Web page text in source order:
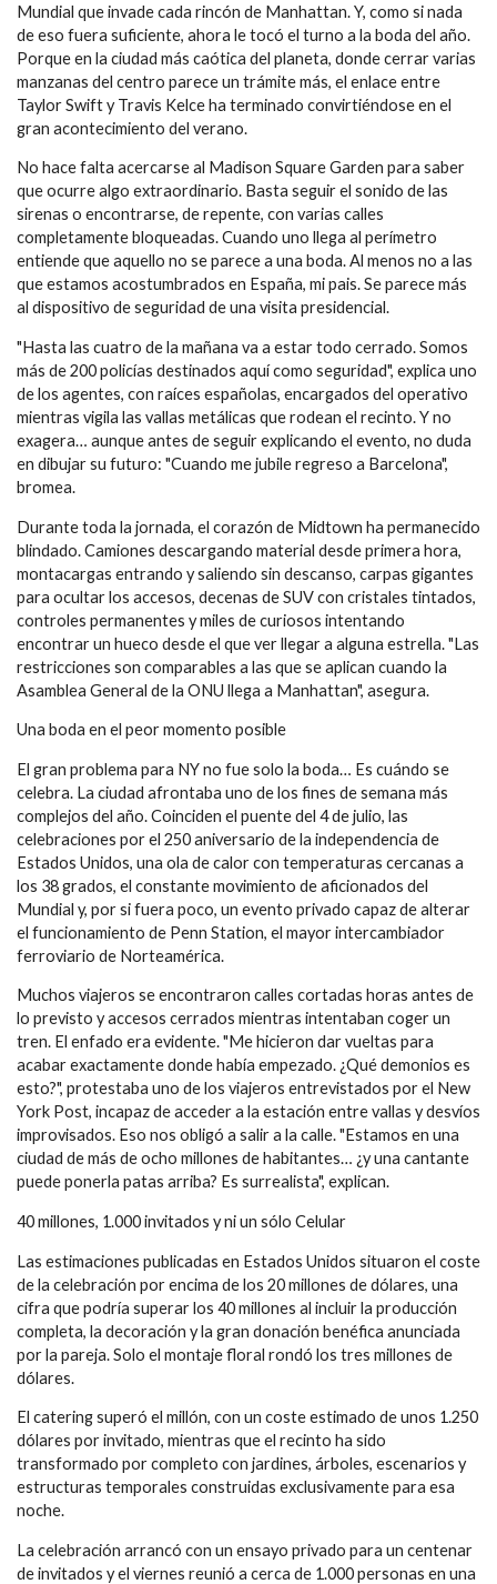
Mundial que invade cada rincón de Manhattan. Y, como si nada
de eso fuera suficiente, ahora le tocó el turno a la boda del año.
Porque en la ciudad más caótica del planeta, donde cerrar varias
manzanas del centro parece un trámite más, el enlace entre
Taylor Swift y Travis Kelce ha terminado convirtiéndose en el
gran acontecimiento del verano.
No hace falta acercarse al Madison Square Garden para saber
que ocurre algo extraordinario. Basta seguir el sonido de las
sirenas o encontrarse, de repente, con varias calles
completamente bloqueadas. Cuando uno llega al perímetro
entiende que aquello no se parece a una boda. Al menos no a las
que estamos acostumbrados en España, mi pais. Se parece más
al dispositivo de seguridad de una visita presidencial.
"Hasta las cuatro de la mañana va a estar todo cerrado. Somos
más de 200 policías destinados aquí como seguridad", explica uno
de los agentes, con raíces españolas, encargados del operativo
mientras vigila las vallas metálicas que rodean el recinto. Y no
exagera… aunque antes de seguir explicando el evento, no duda
en dibujar su futuro: "Cuando me jubile regreso a Barcelona",
bromea.
Durante toda la jornada, el corazón de Midtown ha permanecido
blindado. Camiones descargando material desde primera hora,
montacargas entrando y saliendo sin descanso, carpas gigantes
para ocultar los accesos, decenas de SUV con cristales tintados,
controles permanentes y miles de curiosos intentando
encontrar un hueco desde el que ver llegar a alguna estrella. "Las
restricciones son comparables a las que se aplican cuando la
Asamblea General de la ONU llega a Manhattan", asegura.
Una boda en el peor momento posible
El gran problema para NY no fue solo la boda… Es cuándo se
celebra. La ciudad afrontaba uno de los fines de semana más
complejos del año. Coinciden el puente del 4 de julio, las
celebraciones por el 250 aniversario de la independencia de
Estados Unidos, una ola de calor con temperaturas cercanas a
los 38 grados, el constante movimiento de aficionados del
Mundial y, por si fuera poco, un evento privado capaz de alterar
el funcionamiento de Penn Station, el mayor intercambiador
ferroviario de Norteamérica.
Muchos viajeros se encontraron calles cortadas horas antes de
lo previsto y accesos cerrados mientras intentaban coger un
tren. El enfado era evidente. "Me hicieron dar vueltas para
acabar exactamente donde había empezado. ¿Qué demonios es
esto?", protestaba uno de los viajeros entrevistados por el New
York Post, incapaz de acceder a la estación entre vallas y desvíos
improvisados. Eso nos obligó a salir a la calle. "Estamos en una
ciudad de más de ocho millones de habitantes… ¿y una cantante
puede ponerla patas arriba? Es surrealista", explican.
40 millones, 1.000 invitados y ni un sólo Celular
Las estimaciones publicadas en Estados Unidos situaron el coste
de la celebración por encima de los 20 millones de dólares, una
cifra que podría superar los 40 millones al incluir la producción
completa, la decoración y la gran donación benéfica anunciada
por la pareja. Solo el montaje floral rondó los tres millones de
dólares.
El catering superó el millón, con un coste estimado de unos 1.250
dólares por invitado, mientras que el recinto ha sido
transformado por completo con jardines, árboles, escenarios y
estructuras temporales construidas exclusivamente para esa
noche.
La celebración arrancó con un ensayo privado para un centenar
de invitados y el viernes reunió a cerca de 1.000 personas en una